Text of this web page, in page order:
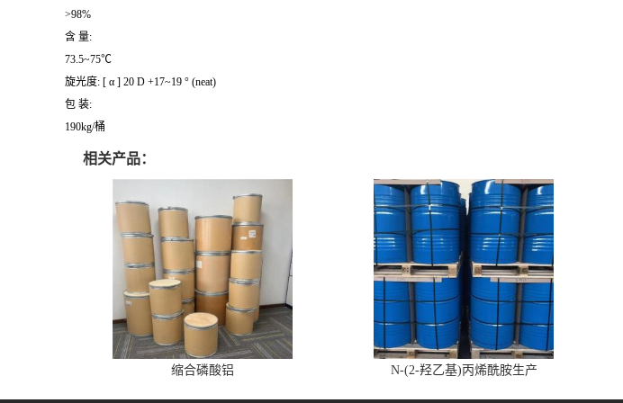
>98%
含 量:
73.5~75℃
旋光度: [ α ] 20 D +17~19 ° (neat)
包 装:
190kg/桶
相关产品：
缩合磷酸铝 N-(2-羟乙基)丙烯酰胺生产